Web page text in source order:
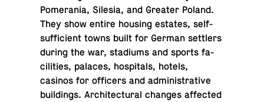
Pomera­nia, Silesia, and Greater Poland.
They show entire housing estates, self-
suf­fi­cient towns built for German set­tlers
during the war, sta­di­ums and sports fa­
cil­i­ties, palaces, hos­pi­tals, hotels,
casinos for of­fi­cers and ad­min­is­tra­tive
build­ings. Ar­chi­tec­tural changes af­fected